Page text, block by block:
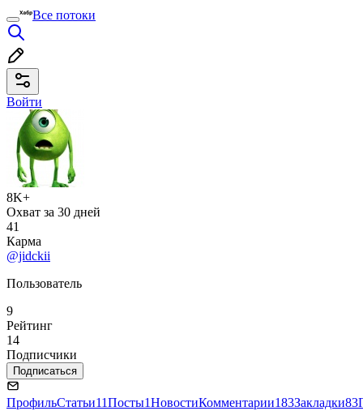
Все потоки
Войти
8K+
Охват за 30 дней
41
Карма
@jidckii
Пользователь
9
Рейтинг
14
Подписчики
Подписаться
ПрофильСтатьи11Посты1НовостиКомментарии183Закладки83